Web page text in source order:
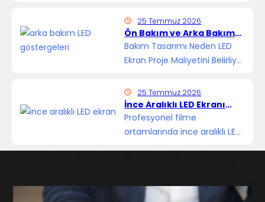
mekan LED ekranlar
arasındaki gerçek fark
nedir?…
25 Temmuz 2026
Ön Bakım ve Arka Bakım
Modüler LED Ekranlar:
Mimari Kısıtlamalar ve
Maliyet Karşılaştırması
Bakım Tasarımı Neden LED
Ekran Proje Maliyetini Belirliyor
gömülü LED ekran
kurulumlarını tasarlarken
genellikle…
25 Temmuz 2026
İnce Aralıklı LED Ekranı
Filme Alırken Moiré Etkisi
ve Tarama Çizgileri Nasıl
Ortadan Kaldırılır
Profesyonel filme
ortamlarında ince aralıklı LED
geldi.